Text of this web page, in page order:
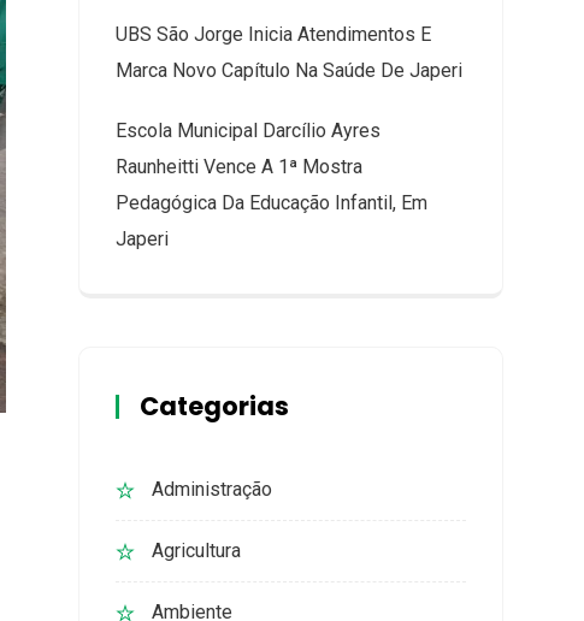
UBS São Jorge Inicia Atendimentos E
Marca Novo Capítulo Na Saúde De Japeri
Escola Municipal Darcílio Ayres
Raunheitti Vence A 1ª Mostra
Pedagógica Da Educação Infantil, Em
Japeri
Categorias
Administração
Agricultura
Ambiente